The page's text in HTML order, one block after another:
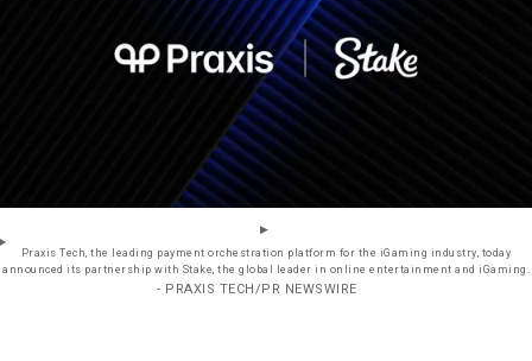
Praxis Tech, the leading payment orchestration platform for the iGaming industry, today
announced its partnership with Stake, the global leader in online entertainment and iGaming.
- PRAXIS TECH/PR NEWSWIRE